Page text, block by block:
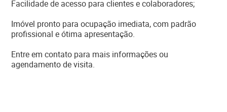
Facilidade de acesso para clientes e colaboradores;
Imóvel pronto para ocupação imediata, com padrão
profissional e ótima apresentação.
Entre em contato para mais informações ou
agendamento de visita.